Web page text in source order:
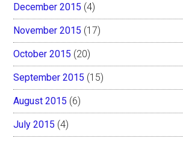
December 2015 (4)
November 2015 (17)
October 2015 (20)
September 2015 (15)
August 2015 (6)
July 2015 (4)